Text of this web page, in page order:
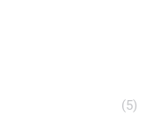
(5)